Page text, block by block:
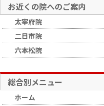
お近くの院へのご案内
太宰府院
二日市院
六本松院
総合別メニュー
ホーム